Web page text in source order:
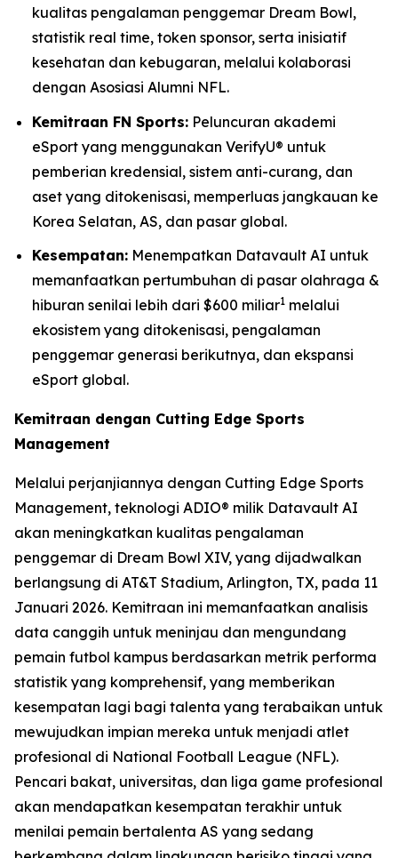
kualitas pengalaman penggemar Dream Bowl,
statistik real time, token sponsor, serta inisiatif
kesehatan dan kebugaran, melalui kolaborasi
dengan Asosiasi Alumni NFL.
Kemitraan FN Sports: Peluncuran akademi
eSport yang menggunakan VerifyU® untuk
pemberian kredensial, sistem anti-curang, dan
aset yang ditokenisasi, memperluas jangkauan ke
Korea Selatan, AS, dan pasar global.
Kesempatan: Menempatkan Datavault AI untuk
memanfaatkan pertumbuhan di pasar olahraga &
hiburan senilai lebih dari $600 miliar1 melalui
ekosistem yang ditokenisasi, pengalaman
penggemar generasi berikutnya, dan ekspansi
eSport global.
Kemitraan dengan Cutting Edge Sports
Management
Melalui perjanjiannya dengan Cutting Edge Sports
Management, teknologi ADIO® milik Datavault AI
akan meningkatkan kualitas pengalaman
penggemar di Dream Bowl XIV, yang dijadwalkan
berlangsung di AT&T Stadium, Arlington, TX, pada 11
Januari 2026. Kemitraan ini memanfaatkan analisis
data canggih untuk meninjau dan mengundang
pemain futbol kampus berdasarkan metrik performa
statistik yang komprehensif, yang memberikan
kesempatan lagi bagi talenta yang terabaikan untuk
mewujudkan impian mereka untuk menjadi atlet
profesional di National Football League (NFL).
Pencari bakat, universitas, dan liga game profesional
akan mendapatkan kesempatan terakhir untuk
menilai pemain bertalenta AS yang sedang